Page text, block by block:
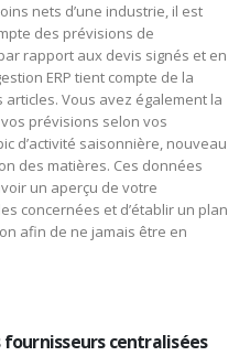
nets d’une industrie, il est
des prévisions de
rapport aux devis signés et en
ERP tient compte de la
Vous avez également la
prévisions selon vos
d’activité saisonnière, nouveau
des matières. Ces données
un aperçu de votre
concernées et d’établir un plan
afin de ne jamais être en
centralisées